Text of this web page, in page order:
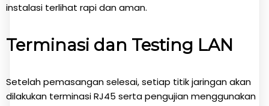
instalasi terlihat rapi dan aman.
Terminasi dan Testing LAN
Setelah pemasangan selesai, setiap titik jaringan akan
dilakukan terminasi RJ45 serta pengujian menggunakan